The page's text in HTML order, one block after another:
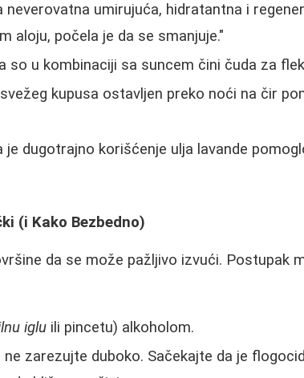
neverovatna umirujuća, hidratantna i
aloju, počela je da se smanjuje."
so u kombinaciji sa suncem čini čuda za
kupusa ostavljen preko noći na čir
je dugotrajno korišćenje ulja lavande
(i Kako Bezbedno)
da se može pažljivo izvući. Postupak
iglu ili pincetu) alkoholom.
ne zarezujte duboko. Sačekajte da je